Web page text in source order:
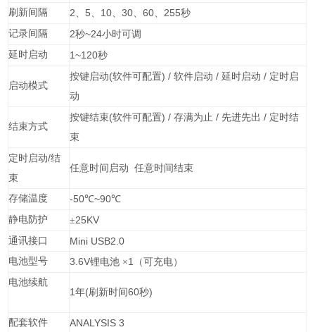
刷新间隔 2、5、 10、30、60、255秒
记录间隔
2秒~24小时可调
延时启动
1~120秒
启动模式
按键启动(软件可配置) /软件启动 /延时启动 / 定时启
动
结束方式
按键结束(软件可配置) /存满为止 / 先进先出 / 定时结
束
定时启动/结
束
任意时间启动 任意时间结束
存储温度 -50℃~90℃
静电防护
±25KV
通讯接口 Mini USB2.0
电池型号 3.6V锂电池 ×1
（可充电）
电池续航
1年(刷新时间60秒)
配套软件 ANALYSIS 3